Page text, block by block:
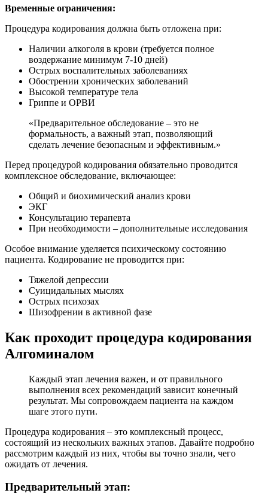
Временные ограничения:
Процедура кодирования должна быть отложена при:
Наличии алкоголя в крови (требуется полное
воздержание минимум 7-10 дней)
Острых воспалительных заболеваниях
Обострении хронических заболеваний
Высокой температуре тела
Гриппе и ОРВИ
«Предварительное обследование – это не
формальность, а важный этап, позволяющий
сделать лечение безопасным и эффективным.»
Перед процедурой кодирования обязательно проводится
комплексное обследование, включающее:
Общий и биохимический анализ крови
ЭКГ
Консультацию терапевта
При необходимости – дополнительные исследования
Особое внимание уделяется психическому состоянию
пациента. Кодирование не проводится при:
Тяжелой депрессии
Суицидальных мыслях
Острых психозах
Шизофрении в активной фазе
Как проходит процедура кодирования
Алгоминалом
Каждый этап лечения важен, и от правильного
выполнения всех рекомендаций зависит конечный
результат. Мы сопровождаем пациента на каждом
шаге этого пути.
Процедура кодирования – это комплексный процесс,
состоящий из нескольких важных этапов. Давайте подробно
рассмотрим каждый из них, чтобы вы точно знали, чего
ожидать от лечения.
Предварительный этап: